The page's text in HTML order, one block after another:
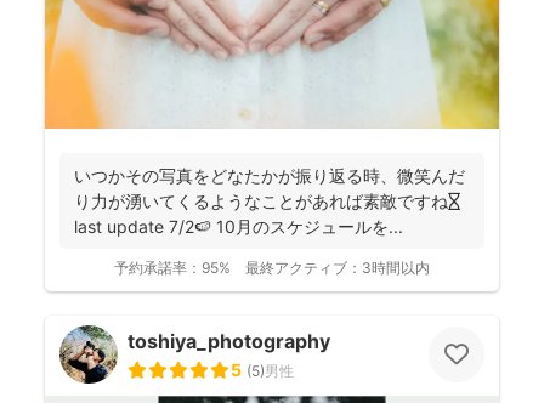
いつかその写真をどなたかが振り返る時、微笑んだ
り力が湧いてくるようなことがあれば素敵ですね⏳
last update 7/2🍉 10月のスケジュールを...
予約承諾率： 95% 最終アクティブ： 3時間以内
toshiya_photography
5 (5)男性